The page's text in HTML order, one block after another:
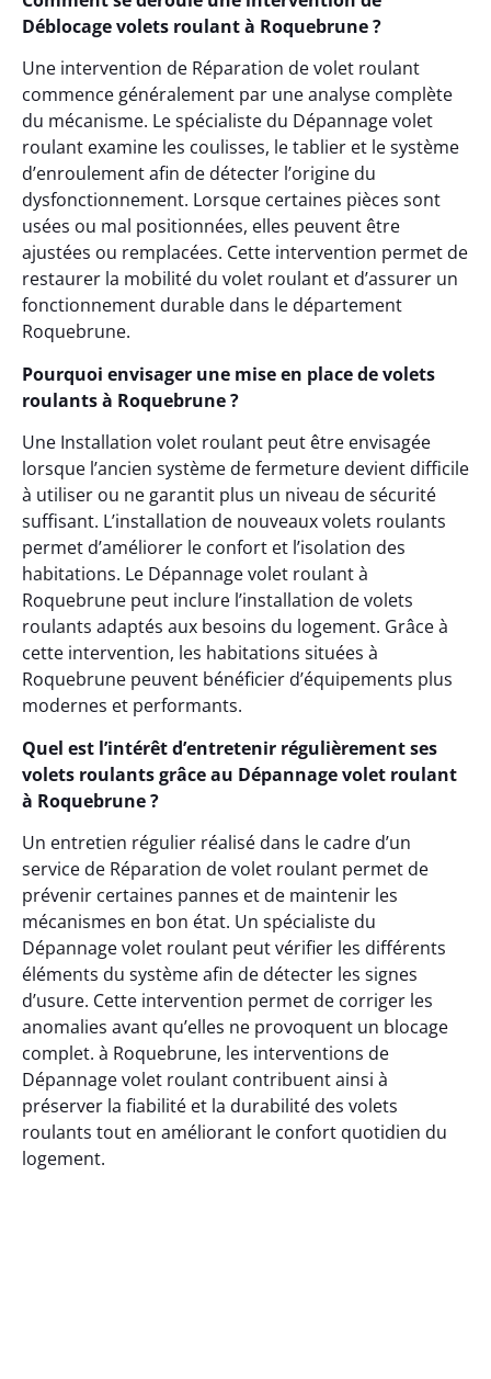
Déblocage volets roulant à Roquebrune ?
Une intervention de Réparation de volet roulant
commence généralement par une analyse complète
du mécanisme. Le spécialiste du Dépannage volet
roulant examine les coulisses, le tablier et le système
d’enroulement afin de détecter l’origine du
dysfonctionnement. Lorsque certaines pièces sont
usées ou mal positionnées, elles peuvent être
ajustées ou remplacées. Cette intervention permet de
restaurer la mobilité du volet roulant et d’assurer un
fonctionnement durable dans le département
Roquebrune.
Pourquoi envisager une mise en place de volets
roulants à Roquebrune ?
Une Installation volet roulant peut être envisagée
lorsque l’ancien système de fermeture devient difficile
à utiliser ou ne garantit plus un niveau de sécurité
suffisant. L’installation de nouveaux volets roulants
permet d’améliorer le confort et l’isolation des
habitations. Le Dépannage volet roulant à
Roquebrune peut inclure l’installation de volets
roulants adaptés aux besoins du logement. Grâce à
cette intervention, les habitations situées à
Roquebrune peuvent bénéficier d’équipements plus
modernes et performants.
Quel est l’intérêt d’entretenir régulièrement ses
volets roulants grâce au Dépannage volet roulant
à Roquebrune ?
Un entretien régulier réalisé dans le cadre d’un
service de Réparation de volet roulant permet de
prévenir certaines pannes et de maintenir les
mécanismes en bon état. Un spécialiste du
Dépannage volet roulant peut vérifier les différents
éléments du système afin de détecter les signes
d’usure. Cette intervention permet de corriger les
anomalies avant qu’elles ne provoquent un blocage
complet. à Roquebrune, les interventions de
Dépannage volet roulant contribuent ainsi à
préserver la fiabilité et la durabilité des volets
roulants tout en améliorant le confort quotidien du
logement.